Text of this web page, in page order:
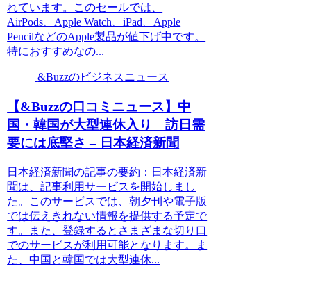
れています。このセールでは、
AirPods、Apple Watch、iPad、Apple
PencilなどのApple製品が値下げ中です。
特におすすめなの...
&Buzzのビジネスニュース
【&Buzzの口コミニュース】中
国・韓国が大型連休入り 訪日需
要には底堅さ – 日本経済新聞
日本経済新聞の記事の要約：日本経済新
聞は、記事利用サービスを開始しまし
た。このサービスでは、朝夕刊や電子版
では伝えきれない情報を提供する予定で
す。また、登録するとさまざまな切り口
でのサービスが利用可能となります。ま
た、中国と韓国では大型連休...